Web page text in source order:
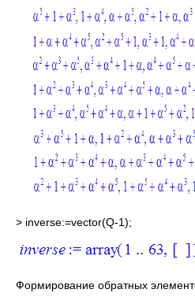
> inverse:=vector(Q-1);
Формирование обратных